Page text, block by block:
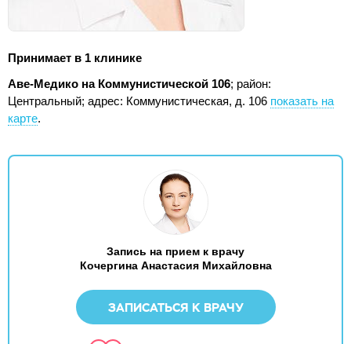
Принимает в 1 клинике
Аве-Медико на Коммунистической 106; район:
Центральный; адрес: Коммунистическая, д. 106 показать на
карте.
Запись на прием к врачу
Кочергина Анастасия Михайловна
ЗАПИСАТЬСЯ К ВРАЧУ